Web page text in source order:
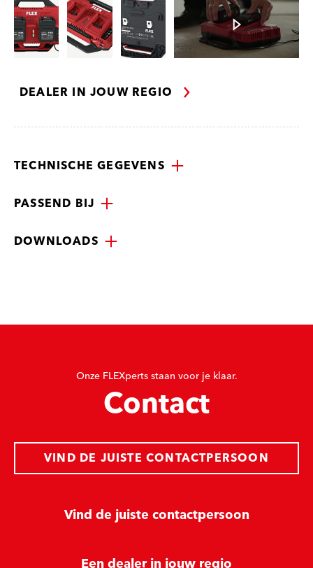
DEALER IN JOUW REGIO
TECHNISCHE GEGEVENS
PASSEND BIJ
DOWNLOADS
Onze FLEXperts staan voor je klaar.
Contact
Vind de juiste contactpersoon
VIND DE JUISTE CONTACTPERSOON